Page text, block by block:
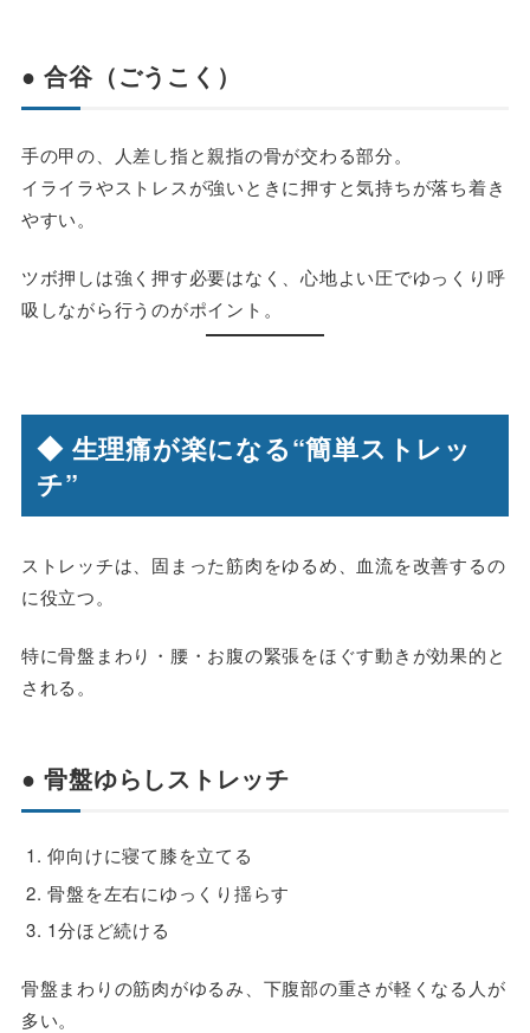
● 合谷（ごうこく）
手の甲の、人差し指と親指の骨が交わる部分。
イライラやストレスが強いときに押すと気持ちが落ち着き
やすい。
ツボ押しは強く押す必要はなく、心地よい圧でゆっくり呼
吸しながら行うのがポイント。
◆ 生理痛が楽になる“簡単ストレッ
チ”
ストレッチは、固まった筋肉をゆるめ、血流を改善するの
に役立つ。
特に骨盤まわり・腰・お腹の緊張をほぐす動きが効果的と
される。
● 骨盤ゆらしストレッチ
仰向けに寝て膝を立てる
骨盤を左右にゆっくり揺らす
1分ほど続ける
骨盤まわりの筋肉がゆるみ、下腹部の重さが軽くなる人が
多い。